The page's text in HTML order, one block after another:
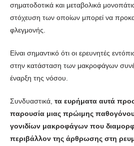
σηματοδοτικά και μεταβολικά
στόχευση των οποίων μπορεί να
φλεγμονής.
Είναι σημαντικό ότι οι ερευνητές
στην κατάσταση των μακροφάγων
έναρξη της νόσου.
Συνδυαστικά, τα ευρήματα αυτά
παρουσία μιας πρώιμης
γονιδίων μακροφάγων που
περιβάλλον της άρθρωσης στη